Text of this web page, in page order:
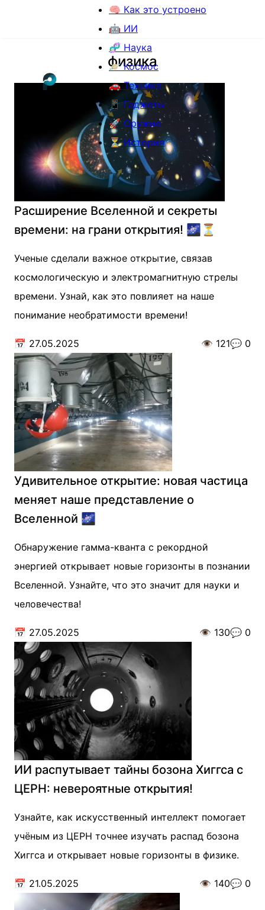
🧠 Как это устроено
🤖 ИИ
🧬 Наука
🪐 Космос
🚗 Техника
📱 Гаджеты
🚀 Оружие
⏳ История
физика
Расширение Вселенной и секреты
времени: на грани открытия! 🌌⏳
Ученые сделали важное открытие, связав
космологическую и электромагнитную стрелы
времени. Узнай, как это повлияет на наше
понимание необратимости времени!
📅 27.05.2025 👁️ 121💬 0
Удивительное открытие: новая частица
меняет наше представление о
Вселенной 🌌
Обнаружение гамма-кванта с рекордной
энергией открывает новые горизонты в познании
Вселенной. Узнайте, что это значит для науки и
человечества!
📅 27.05.2025 👁️ 130💬 0
ИИ распутывает тайны бозона Хиггса с
ЦЕРН: невероятные открытия!
Узнайте, как искусственный интеллект помогает
учёным из ЦЕРН точнее изучать распад бозона
Хиггса и открывает новые горизонты в физике.
📅 21.05.2025 👁️ 140💬 0